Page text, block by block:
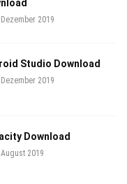
2019
Studio Download
2019
Download
2019